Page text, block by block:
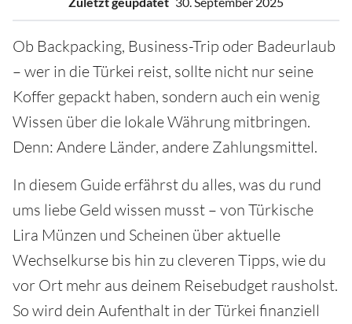
Ob Backpacking, Business-Trip oder Badeurlaub
– wer in die Türkei reist, sollte nicht nur seine
Koffer gepackt haben, sondern auch ein wenig
Wissen über die lokale Währung mitbringen.
Denn: Andere Länder, andere Zahlungsmittel.
In diesem Guide erfährst du alles, was du rund
ums liebe Geld wissen musst – von Türkische
Lira Münzen und Scheinen über aktuelle
Wechselkurse bis hin zu cleveren Tipps, wie du
vor Ort mehr aus deinem Reisebudget rausholst.
So wird dein Aufenthalt in der Türkei finanziell